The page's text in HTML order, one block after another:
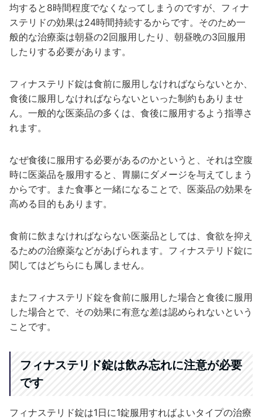
均すると8時間程度でなくなってしまうのですが、フィナ
ステリドの効果は24時間持続するからです。そのため一
般的な治療薬は朝昼の2回服用したり、朝昼晩の3回服用
したりする必要があります。
フィナステリド錠は食前に服用しなければならないとか、
食後に服用しなければならないといった制約もありませ
ん。一般的な医薬品の多くは、食後に服用するよう指導さ
れます。
なぜ食後に服用する必要があるのかというと、それは空腹
時に医薬品を服用すると、胃腸にダメージを与えてしまう
からです。また食事と一緒になることで、医薬品の効果を
高める目的もあります。
食前に飲まなければならない医薬品としては、食欲を抑え
るための治療薬などがあげられます。フィナステリド錠に
関してはどちらにも属しません。
またフィナステリド錠を食前に服用した場合と食後に服用
した場合とで、その効果に有意な差は認められないという
ことです。
フィナステリド錠は飲み忘れに注意が必要
です
フィナステリド錠は1日に1錠服用すればよいタイプの治療